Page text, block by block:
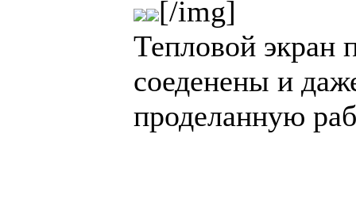
[/img]
Тепловой экран
соеденены и
проделанную